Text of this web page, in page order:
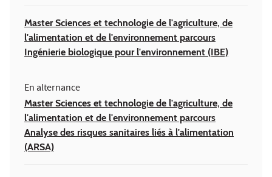
Master Sciences et technologie de l'agriculture, de
l'alimentation et de l'environnement parcours
Ingénierie biologique pour l'environnement (IBE)
En alternance
Master Sciences et technologie de l'agriculture, de
l'alimentation et de l'environnement parcours
Analyse des risques sanitaires liés à l'alimentation
(ARSA)